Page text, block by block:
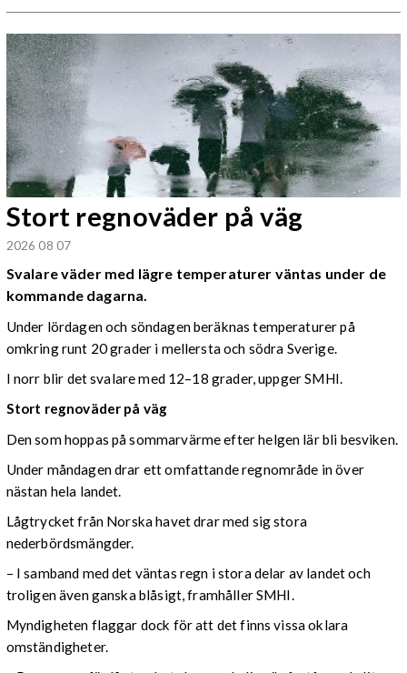
Stort regnoväder på väg
2026 08 07
Svalare väder med lägre temperaturer väntas under de
kommande dagarna.
Under lördagen och söndagen beräknas temperaturer på
omkring runt 20 grader i mellersta och södra Sverige.
I norr blir det svalare med 12–18 grader, uppger SMHI.
Stort regnoväder på väg
Den som hoppas på sommarvärme efter helgen lär bli besviken.
Under måndagen drar ett omfattande regnområde in över
nästan hela landet.
Lågtrycket från Norska havet drar med sig stora
nederbördsmängder.
– I samband med det väntas regn i stora delar av landet och
troligen även ganska blåsigt, framhåller SMHI.
Myndigheten flaggar dock för att det finns vissa oklara
omständigheter.